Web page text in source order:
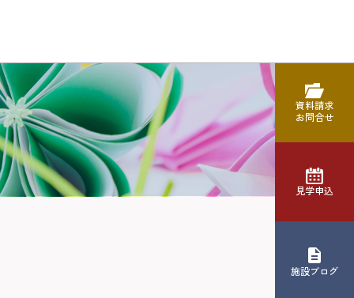
資料請求
お問合せ
見学申込
施設ブログ